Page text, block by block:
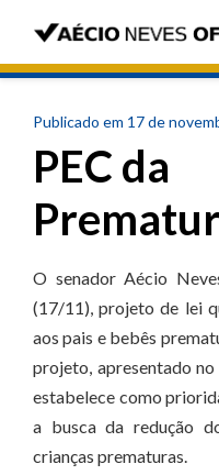
Publicado em 17 de
PEC da
O senador Aécio
(17/11), projeto de lei
aos pais e bebês
projeto, apresentado
estabelece como
a busca da redução
crianças prematuras.